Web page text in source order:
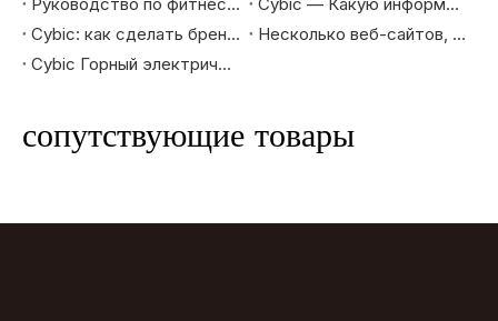
Cybic: как сделать бренд образом жизни
Несколько веб-сайтов, которые часто посещают любители велосипедов
Cybic Горный электрический велосипед |Откройте новый опыт горного велосипедного спорта
сопутствующие товары